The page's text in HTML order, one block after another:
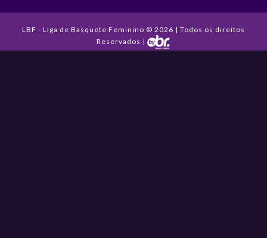
LBF - Liga de Basquete Feminino © 2026 | Todos os direitos
Reservados |